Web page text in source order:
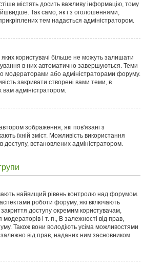
містять досить важливу інформацію, тому
Так само, як і з оголошеннями,
тем надається адміністратором.
яких користувачі більше не можуть залишати
в них автоматично завершуються. Теми
модераторами або адміністраторами форуму.
закривати створені вами теми, в
вам адміністратором.
зображення, які пов'язані з
їхній зміст. Можливість використання
доступу, встановлених адміністратором.
найвищий рівень контролю над форумом.
роботи форуму, які включають
доступу окремим користувачам,
і т. п., В залежності від прав,
Також вони володіють усіма можливостями
від прав, наданих ним засновником